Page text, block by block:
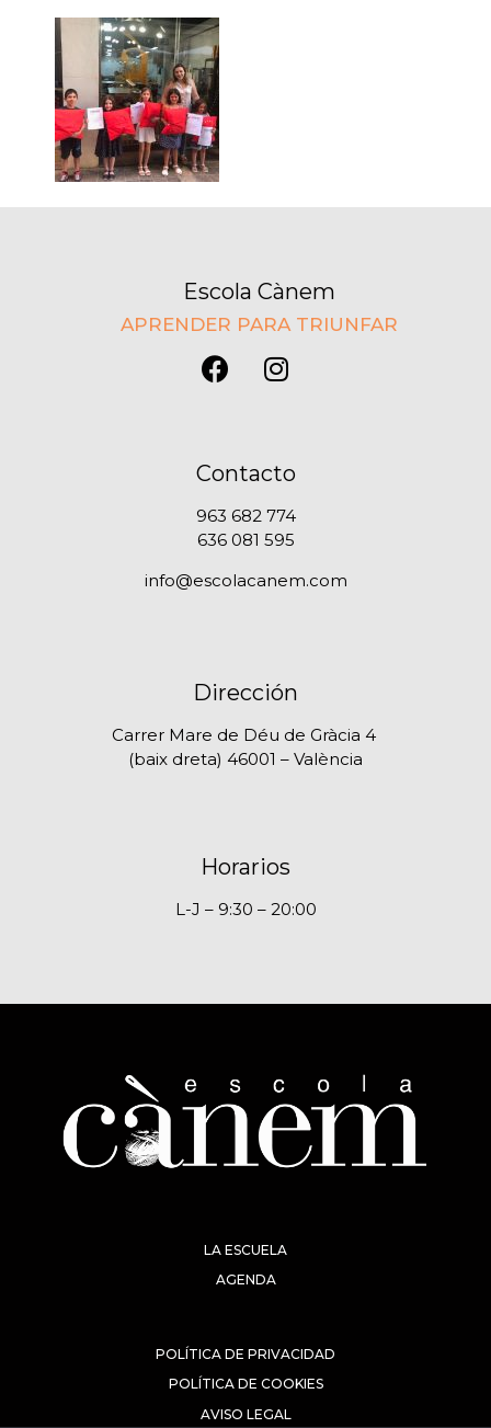
Escola Cànem
APRENDER PARA TRIUNFAR
Contacto
963 682 774
636 081 595
info@escolacanem.com
Dirección
Carrer Mare de Déu de Gràcia 4
(baix dreta) 46001 – València
Horarios
L-J – 9:30 – 20:00
LA ESCUELA
AGENDA
POLÍTICA DE PRIVACIDAD
POLÍTICA DE COOKIES
AVISO LEGAL